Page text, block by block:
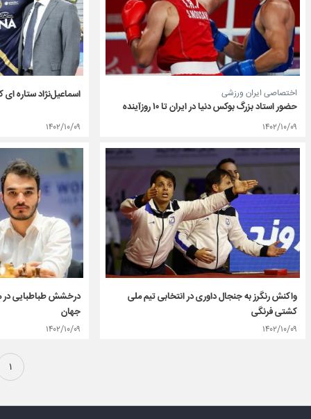
اختصاصی ایران ورزشی
حضور استاد بزرگ بوکس دنیا در ایران تا ۱۰ روزآینده
۱۴۰۲/۱۰/۰۹
اسماعیل‌نژاد ستاره
۱۴۰۲/۱۰/۰۹
واکنش رنگرز به جنجال داوری در انتخابی تیم ملی
کشتی فرنگی
۱۴۰۲/۱۰/۰۹
درخشش طباطبایی در
جهان
۱۴۰۲/۱۰/۰۹
۱